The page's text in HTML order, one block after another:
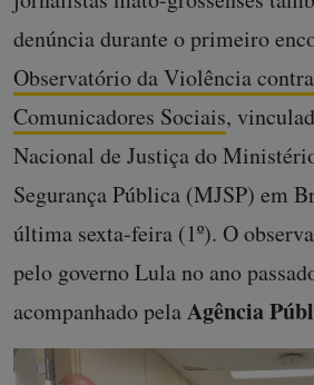
denúncia durante o primeiro
Observatório da Violência
Comunicadores Sociais,
Nacional de Justiça do
Segurança Pública (MJSP) em
última sexta-feira (1º). O
pelo governo Lula no ano
acompanhado pelaAgência